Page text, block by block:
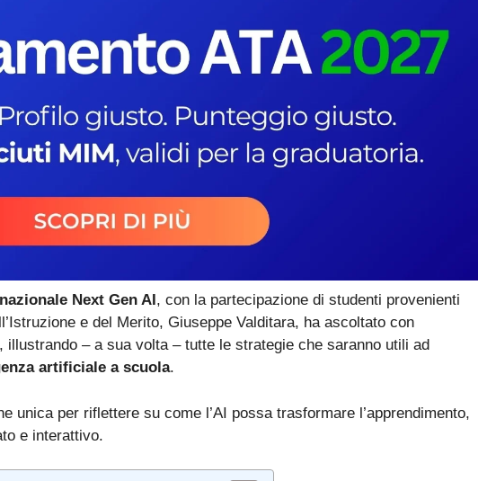
Next Gen AI , con la partecipazione di studenti provenienti
e del Merito, Giuseppe Valditara, ha ascoltato con
– a sua volta – tutte le strategie che saranno utili ad
artificiale a scuola.
unica per riflettere su come l’AI possa trasformare l’apprendimento,
e interattivo.